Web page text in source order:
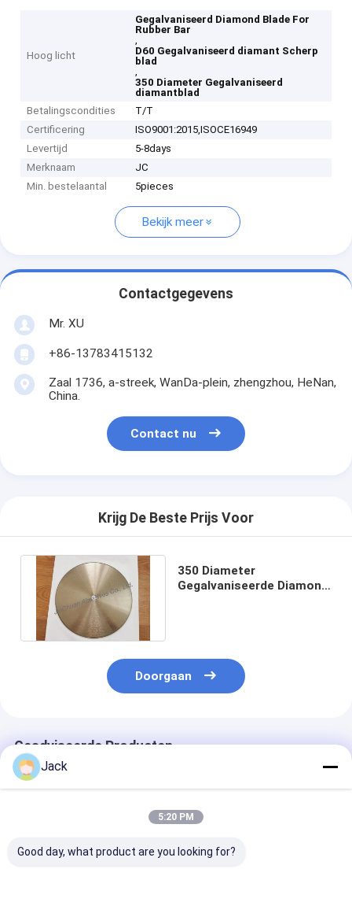
Hoog licht
Gegalvaniseerd Diamond Blade For
Rubber Bar
,
D60 Gegalvaniseerd diamant Scherp
blad
,
350 Diameter Gegalvaniseerd
diamantblad
Betalingscondities
T/T
Certificering
ISO9001:2015,ISOCE16949
Levertijd
5-8days
Merknaam
JC
Min. bestelaantal
5pieces
Bekijk meer
Contactgegevens
Mr. XU
+86-13783415132
Zaal 1736, a-streek, WanDa-plein, zhengzhou, HeNan,
China.
Contact nu
Krijg De Beste Prijs Voor
350 Diameter
Gegalvaniseerde Diamond
Doorgaan
Geadviseerde Producten
Jack
5:20 PM
Good day, what product are you looking for?